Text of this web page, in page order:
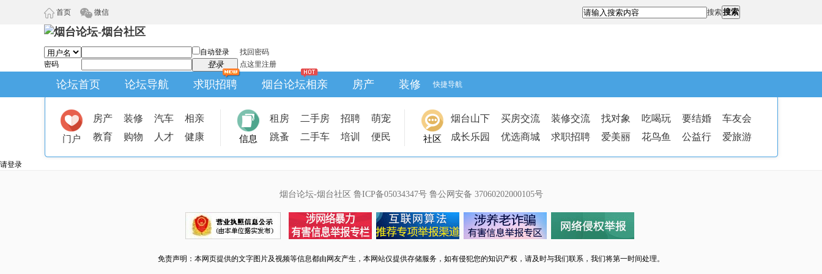
首页 微信 搜索搜索
自动登录
找回密码
密码
登录 点这里注册
论坛首页 论坛导航 求职招聘 烟台论坛相亲 房产 装修 快捷导航
门户
房产 装修 汽车
相亲
教育
购物 人才 健康 信息
租房 二手房 招聘
萌宠
跳蚤
二手车 培训 便民 社区
烟台山下 买房交流 装修交流 找对象 吃喝玩 要结婚
车友会
成长乐园
优选商城 求职招聘 爱美丽 花鸟鱼 公益行 爱旅游
请登录
烟台论坛-烟台社区 鲁ICP备05034347号 鲁公网安备 37060202000105号
免责声明：本网页提供的文字图片及视频等信息都由网友产生，本网站仅提供存储服务，如有侵犯您的知识产权，请及时与我们联系，我们将第一时间处理。